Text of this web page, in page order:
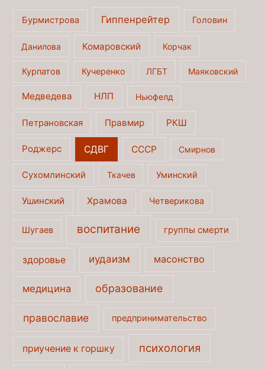
Бурмистрова Гиппенрейтер Головин
Данилова Комаровский Корчак
Курпатов Кучеренко ЛГБТ Маяковский
Медведева НЛП Ньюфелд
Петрановская Правмир РКШ
Роджерс СДВГ СССР Смирнов
Сухомлинский Ткачев Уминский
Ушинский Храмова Четверикова
Шугаев воспитание группы смерти
здоровье иудаизм масонство
медицина образование
православие предпринимательство
приучение к горшку психология